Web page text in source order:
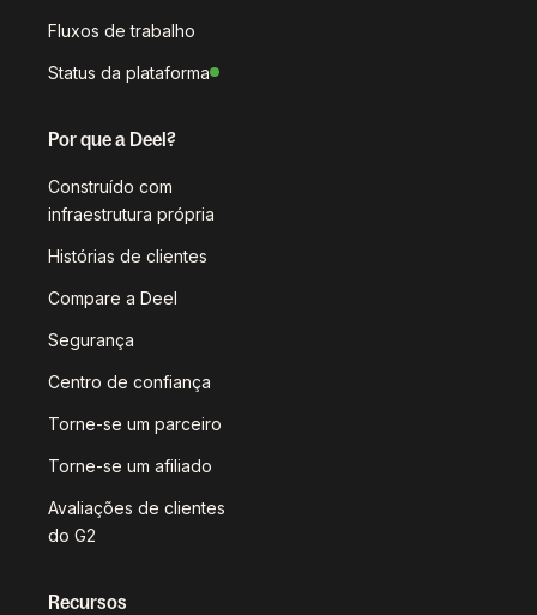
Fluxos de trabalho
Status da plataforma
Por que a Deel?
Construído com
infraestrutura própria
Histórias de clientes
Compare a Deel
Segurança
Centro de confiança
Torne-se um parceiro
Torne-se um afiliado
Avaliações de clientes
do G2
Recursos